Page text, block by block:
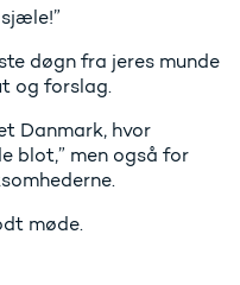
døgn fra jeres munde
og forslag.
Danmark, hvor
blot,” men også for
møde.